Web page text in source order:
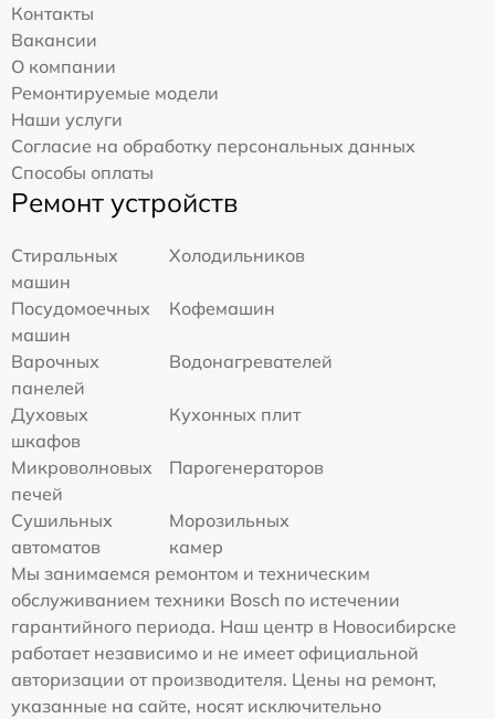
Контакты
Вакансии
О компании
Ремонтируемые модели
Наши услуги
Согласие на обработку персональных данных
Способы оплаты
Ремонт устройств
Стиральных
машин
Холодильников
Посудомоечных
машин
Кофемашин
Варочных
панелей
Водонагревателей
Духовых
шкафов
Кухонных плит
Микроволновых
печей
Парогенераторов
Сушильных
автоматов
Морозильных
камер
Мы занимаемся ремонтом и техническим
обслуживанием техники Bosch по истечении
гарантийного периода. Наш центр в Новосибирске
работает независимо и не имеет официальной
авторизации от производителя. Цены на ремонт,
указанные на сайте, носят исключительно